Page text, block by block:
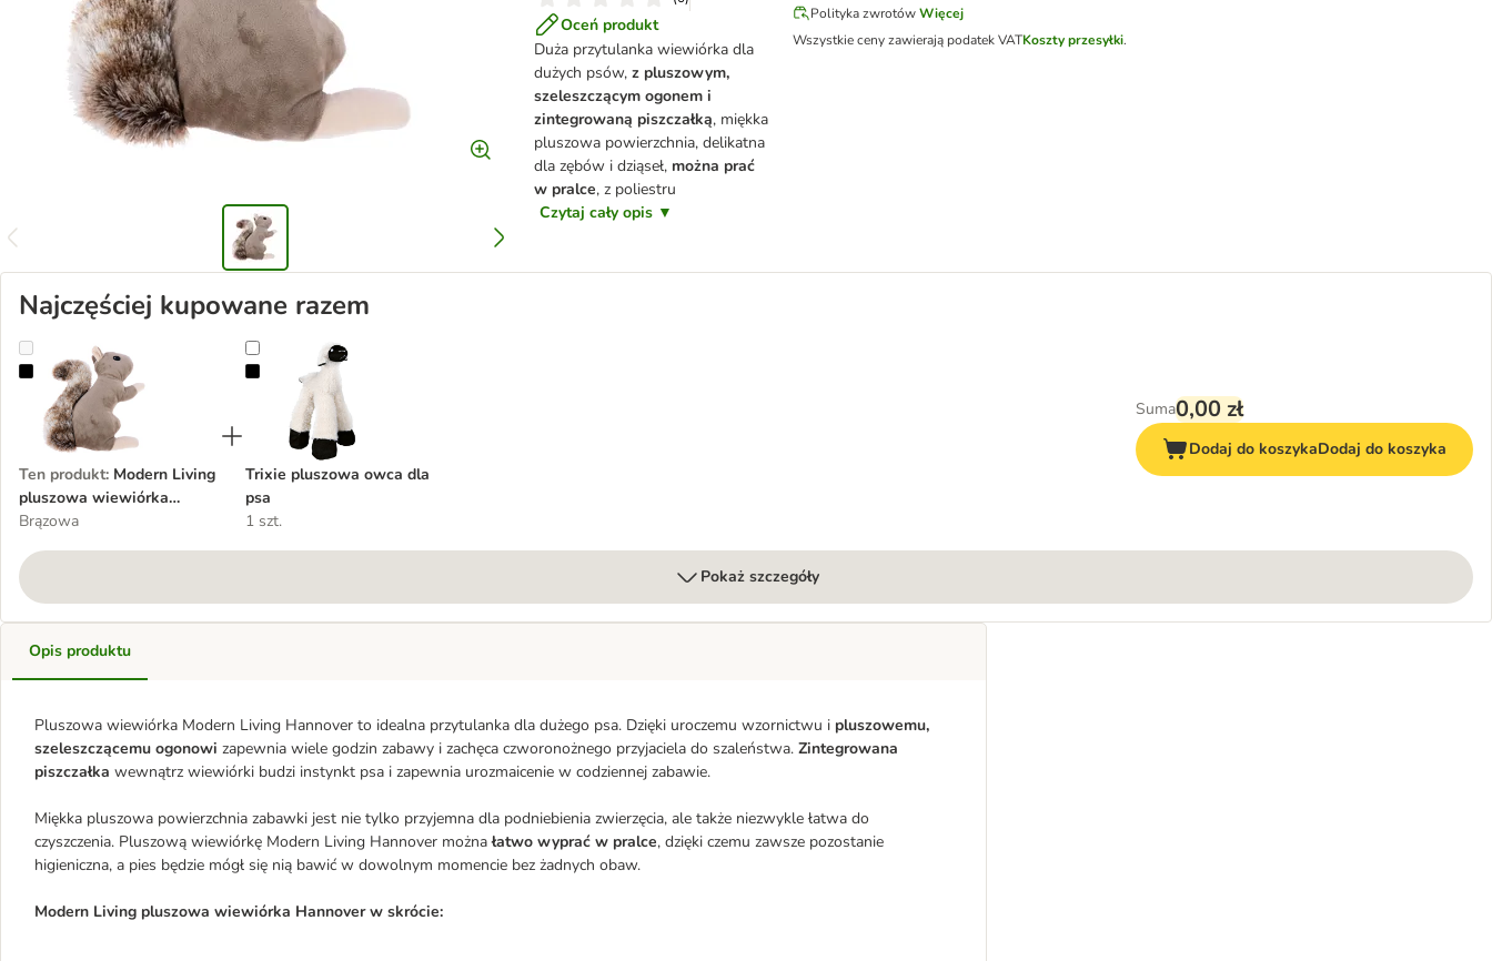
Oceń produkt
Duża przytulanka wiewiórka dla
dużych psów, z pluszowym,
szeleszczącym ogonem i
zintegrowaną piszczałką, miękka
pluszowa powierzchnia, delikatna
dla zębów i dziąseł, można prać
w pralce, z poliestru
Czytaj cały opis ▼
Polityka zwrotów Więcej
Wszystkie ceny zawierają podatek VATKoszty przesyłki.
Najczęściej kupowane razem
Modern Living pluszowa wiewiórka Hannover
Ten produkt: Modern Living
pluszowa wiewiórka
Hannover
Brązowa
Trixie pluszowa owca dla psa
Trixie pluszowa owca dla
psa
1 szt.
Suma0,00 zł
Dodaj do koszykaDodaj do koszyka
Pokaż szczegóły
Opis produktu
Pluszowa wiewiórka Modern Living Hannover to idealna przytulanka dla dużego psa. Dzięki uroczemu wzornictwu i pluszowemu,
szeleszczącemu ogonowi zapewnia wiele godzin zabawy i zachęca czworonożnego przyjaciela do szaleństwa. Zintegrowana
piszczałka wewnątrz wiewiórki budzi instynkt psa i zapewnia urozmaicenie w codziennej zabawie.
Miękka pluszowa powierzchnia zabawki jest nie tylko przyjemna dla podniebienia zwierzęcia, ale także niezwykle łatwa do
czyszczenia. Pluszową wiewiórkę Modern Living Hannover możnałatwo wyprać w pralce, dzięki czemu zawsze pozostanie
higieniczna, a pies będzie mógł się nią bawić w dowolnym momencie bez żadnych obaw.
Modern Living pluszowa wiewiórka Hannover w skrócie: